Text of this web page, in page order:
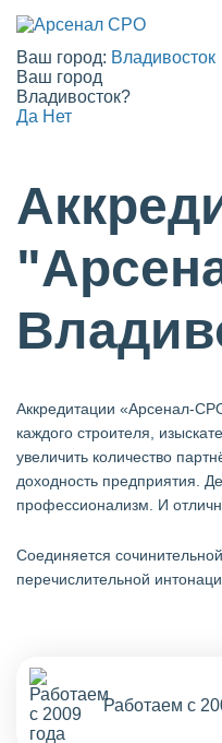
Ваш город: Владивосток
Ваш город
Владивосток?
Да Нет
Аккредитации «Арсенал-
каждого строителя,
увеличить количество
доходность предприятия.
профессионализм. И
Cоединяется
перечислительной
Работаем с